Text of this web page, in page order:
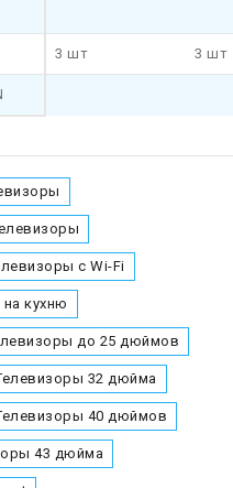
3 шт 3 шт
с Wi-Fi
кухню
до 25 дюймов
32 дюйма
40 дюймов
43 дюйма